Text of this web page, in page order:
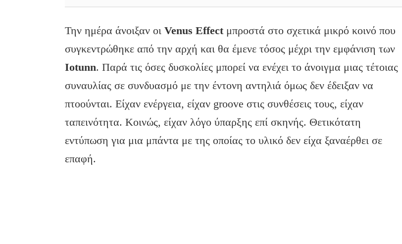
Την ημέρα άνοιξαν οιVenusEffectμπροστά στο σχετικά μικρό κοινό που
συγκεντρώθηκε από την αρχή και θα έμενε τόσος μέχρι την εμφάνιση των
Iotunn. Παρά τις όσες δυσκολίες μπορεί να ενέχει το άνοιγμα μιας τέτοιας
συναυλίας σε συνδυασμό με την έντονη αντηλιά όμως δεν έδειξαν να
πτοούνται. Είχαν ενέργεια, είχαν groove στις συνθέσεις τους, είχαν
ταπεινότητα. Κοινώς, είχαν λόγο ύπαρξης επί σκηνής. Θετικότατη
εντύπωση για μια μπάντα με της οποίας το υλικό δεν είχα ξαναέρθει σε
επαφή.